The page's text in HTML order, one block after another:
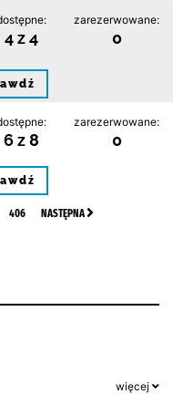
4 z 4
zarezerwowane:
0
6 z 8
zarezerwowane:
0
406 NASTĘPNA
więcej